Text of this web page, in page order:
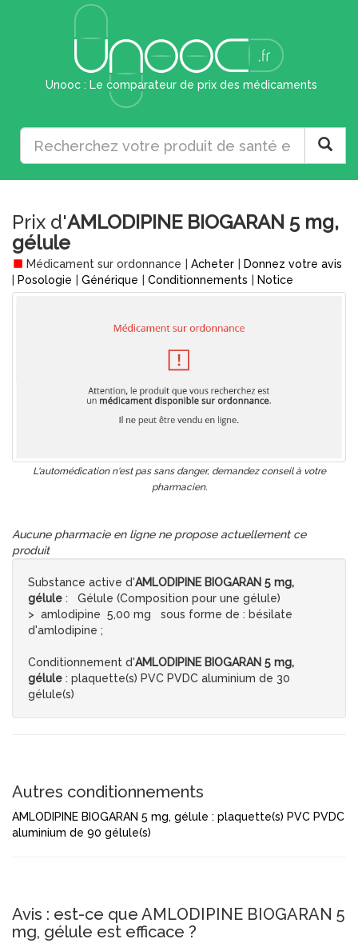
Unooc : Le comparateur de prix des médicaments
Prix d'AMLODIPINE BIOGARAN 5 mg,
gélule
Médicament sur ordonnance Acheter
Donnez votre avis
Posologie Générique Conditionnements Notice
L'automédication n'est pas sans danger, demandez conseil à votre
pharmacien.
Aucune pharmacie en ligne ne propose actuellement ce
produit
Substance active d'AMLODIPINE BIOGARAN 5 mg,
gélule : Gélule (Composition pour une gélule)
> amlodipine 5,00 mg sous forme de : bésilate
d'amlodipine ;
Conditionnement d'AMLODIPINE BIOGARAN 5 mg,
gélule : plaquette(s) PVC PVDC aluminium de 30
gélule(s)
Autres conditionnements
AMLODIPINE BIOGARAN 5 mg, gélule : plaquette(s) PVC PVDC
aluminium de 90 gélule(s)
Avis : est-ce que AMLODIPINE BIOGARAN 5
mg, gélule est efficace ?